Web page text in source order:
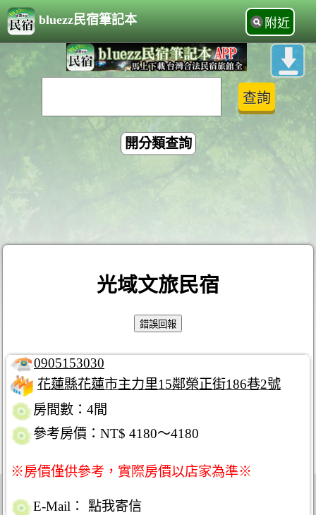
bluezz民宿筆記本 附近
開分類查詢
光域文旅民宿
0905153030
花蓮縣花蓮市主力里15鄰榮正街186巷2號
房間數：4間
參考房價：NT$ 4180～4180
※房價僅供參考，實際房價以店家為準※
E-Mail： 點我寄信